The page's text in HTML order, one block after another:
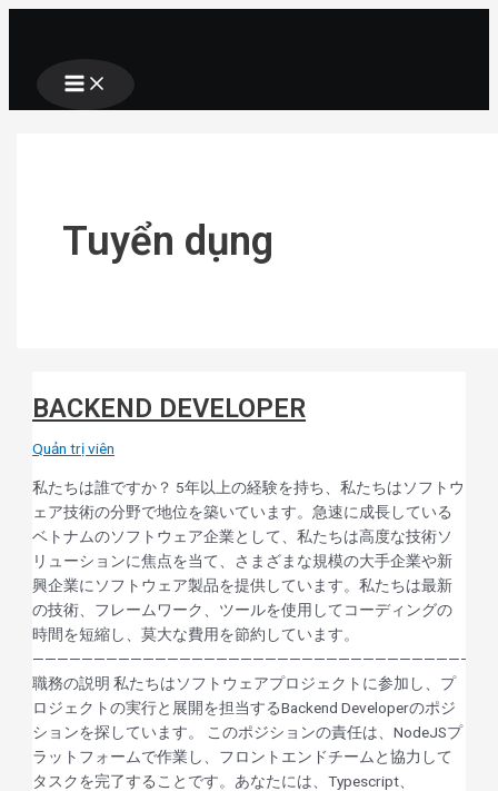
Nhảy
Main
Tuyển dụng
BACKEND DEVELOPER
Quản trị viên
私たちは誰ですか？ 5年以上の経験を持ち、私たちはソフトウ
ェア技術の分野で地位を築いています。急速に成長している
ベトナムのソフトウェア企業として、私たちは高度な技術ソ
リューションに焦点を当て、さまざまな規模の大手企業や新
興企業にソフトウェア製品を提供しています。私たちは最新
の技術、フレームワーク、ツールを使用してコーディングの
時間を短縮し、莫大な費用を節約しています。
職務の説明 私たちはソフトウェアプロジェクトに参加し、プ
ロジェクトの実行と展開を担当するBackend Developerのポジ
ションを探しています。 このポジションの責任は、NodeJSプ
ラットフォームで作業し、フロントエンドチームと協力して
タスクを完了することです。あなたには、Typescript、
BACKEND
Performance
Manager
ANGULAR
PROJECT
Java
Developer